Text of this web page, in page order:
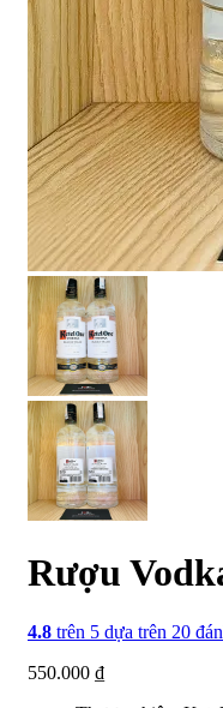
Rượu
4.8 trên 5 dựa trên 20
550.000 ₫